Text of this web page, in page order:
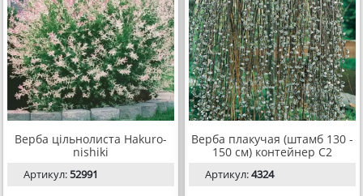
Верба цільнолиста Hakuro-
nishiki
Артикул:52991
Верба плакучая (штамб 130 -
150 см) контейнер С2
Артикул:4324